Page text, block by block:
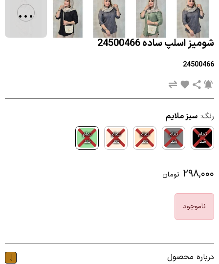
شومیز اسلپ ساده 24500466
24500466
رنگ: سبز ملایم
تمام
شد
تمام
شد
تمام
شد
تمام
شد
تمام
شد
۲۹۸,۰۰۰ تومان
ناموجود
درباره محصول
...